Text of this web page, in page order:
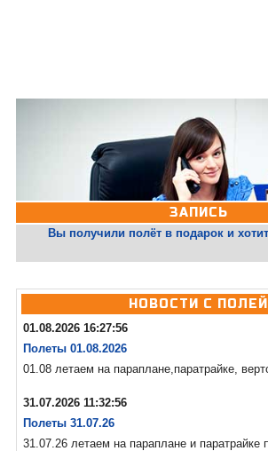
ЗАПИСЬ
Вы получили полёт в подарок и
НОВОСТИ С ПОЛЕЙ
01.08.2026 16:27:56
Полеты 01.08.2026
01.08 летаем на параплане,паратрайке,
31.07.2026 11:32:56
Полеты 31.07.26
31.07.26 летаем на параплане и паратрайке